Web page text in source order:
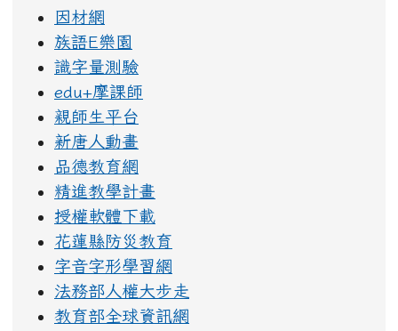
因材網
族語E樂園
識字量測驗
edu+摩課師
親師生平台
新唐人動畫
品德教育網
精進教學計畫
授權軟體下載
花蓮縣防災教育
字音字形學習網
法務部人權大步走
教育部全球資訊網